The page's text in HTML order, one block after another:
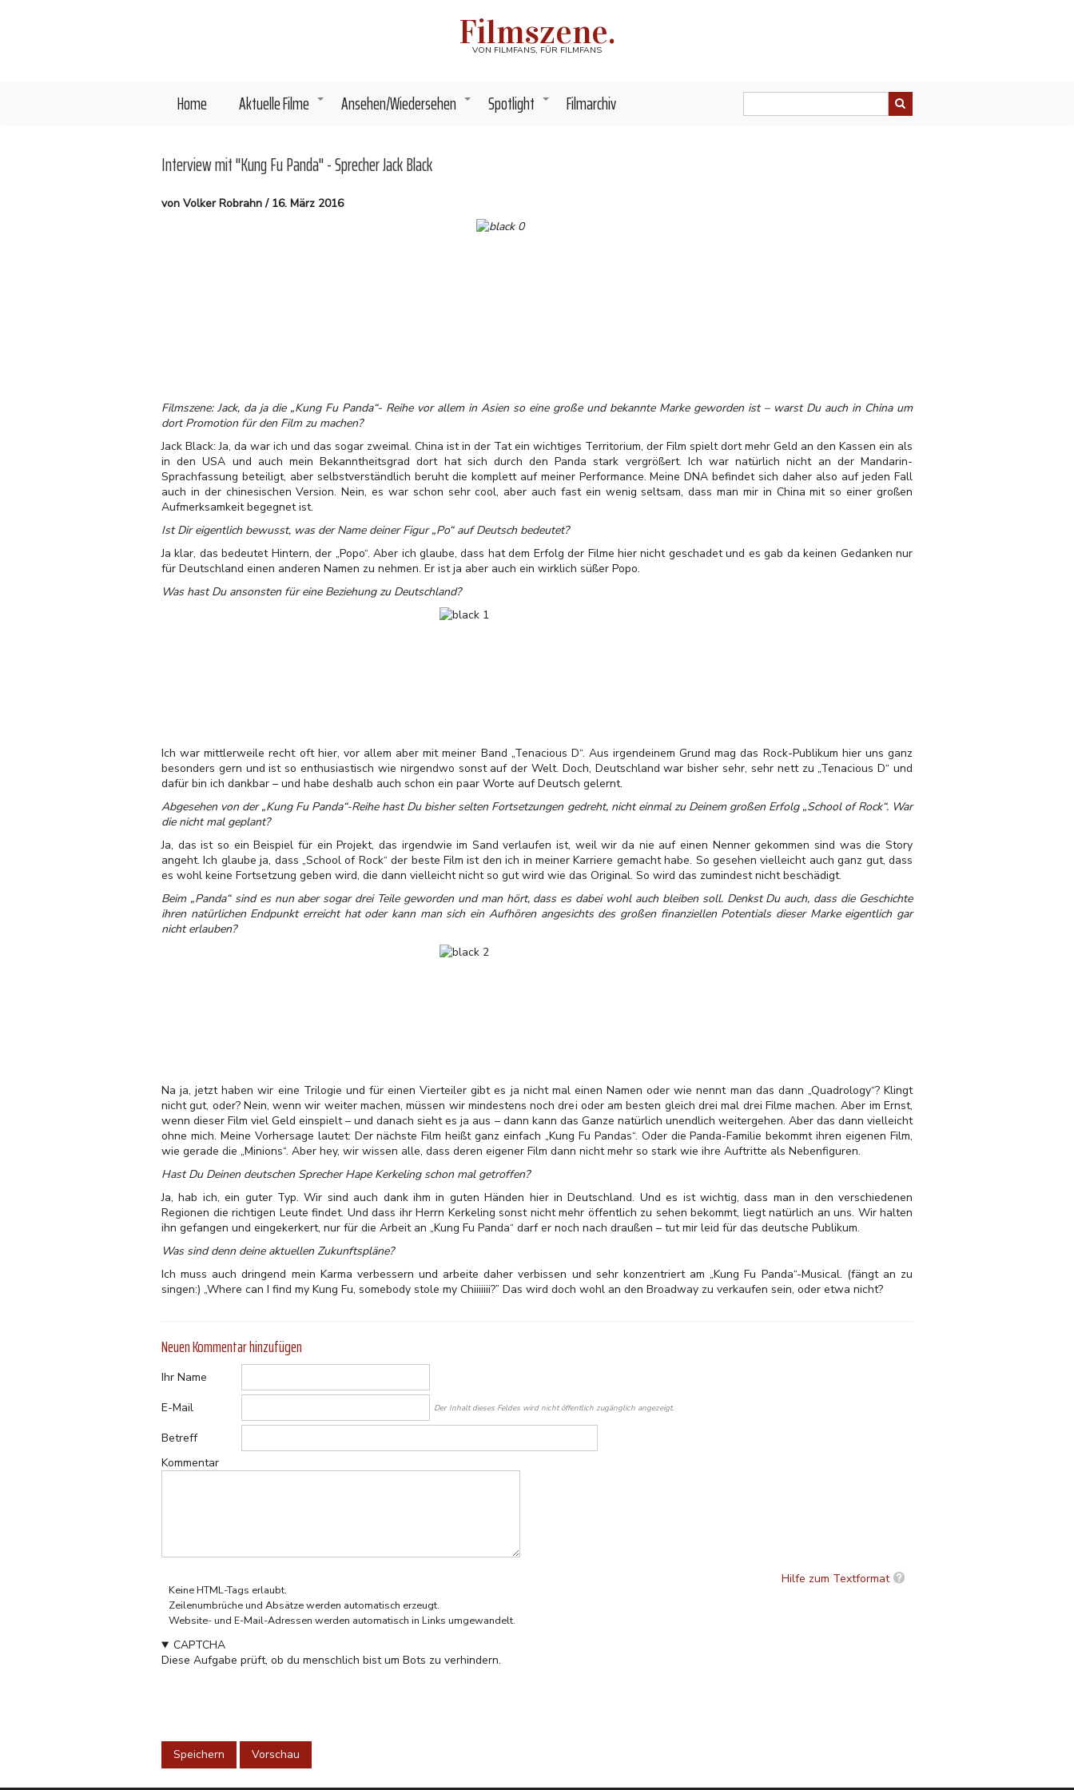
Filmszene.
VON FILMFANS, FÜR FILMFANS
Home +
Aktuelle Filme +
Ansehen/Wiedersehen +
Spotlight Filmarchiv
Interview mit "Kung Fu Panda" - Sprecher Jack Black
von Volker Robrahn / 16. März 2016
Filmszene: Jack, da ja die „Kung Fu Panda“- Reihe vor allem in Asien so eine große und bekannte Marke geworden ist – warst Du auch in China um
dort Promotion für den Film zu machen?
Jack Black: Ja, da war ich und das sogar zweimal. China ist in der Tat ein wichtiges Territorium, der Film spielt dort mehr Geld an den Kassen ein als
in den USA und auch mein Bekanntheitsgrad dort hat sich durch den Panda stark vergrößert. Ich war natürlich nicht an der Mandarin-
Sprachfassung beteiligt, aber selbstverständlich beruht die komplett auf meiner Performance. Meine DNA befindet sich daher also auf jeden Fall
auch in der chinesischen Version. Nein, es war schon sehr cool, aber auch fast ein wenig seltsam, dass man mir in China mit so einer großen
Aufmerksamkeit begegnet ist.
Ist Dir eigentlich bewusst, was der Name deiner Figur „Po“ auf Deutsch bedeutet?
Ja klar, das bedeutet Hintern, der „Popo“. Aber ich glaube, dass hat dem Erfolg der Filme hier nicht geschadet und es gab da keinen Gedanken nur
für Deutschland einen anderen Namen zu nehmen. Er ist ja aber auch ein wirklich süßer Popo.
Was hast Du ansonsten für eine Beziehung zu Deutschland?
Ich war mittlerweile recht oft hier, vor allem aber mit meiner Band „Tenacious D“. Aus irgendeinem Grund mag das Rock-Publikum hier uns ganz
besonders gern und ist so enthusiastisch wie nirgendwo sonst auf der Welt. Doch, Deutschland war bisher sehr, sehr nett zu „Tenacious D“ und
dafür bin ich dankbar – und habe deshalb auch schon ein paar Worte auf Deutsch gelernt.
Abgesehen von der „Kung Fu Panda“-Reihe hast Du bisher selten Fortsetzungen gedreht, nicht einmal zu Deinem großen Erfolg „School of Rock“. War
die nicht mal geplant?
Ja, das ist so ein Beispiel für ein Projekt, das irgendwie im Sand verlaufen ist, weil wir da nie auf einen Nenner gekommen sind was die Story
angeht. Ich glaube ja, dass „School of Rock“ der beste Film ist den ich in meiner Karriere gemacht habe. So gesehen vielleicht auch ganz gut, dass
es wohl keine Fortsetzung geben wird, die dann vielleicht nicht so gut wird wie das Original. So wird das zumindest nicht beschädigt.
Beim „Panda“ sind es nun aber sogar drei Teile geworden und man hört, dass es dabei wohl auch bleiben soll. Denkst Du auch, dass die Geschichte
ihren natürlichen Endpunkt erreicht hat oder kann man sich ein Aufhören angesichts des großen finanziellen Potentials dieser Marke eigentlich gar
nicht erlauben?
Na ja, jetzt haben wir eine Trilogie und für einen Vierteiler gibt es ja nicht mal einen Namen oder wie nennt man das dann „Quadrology“? Klingt
nicht gut, oder? Nein, wenn wir weiter machen, müssen wir mindestens noch drei oder am besten gleich drei mal drei Filme machen. Aber im Ernst,
wenn dieser Film viel Geld einspielt – und danach sieht es ja aus – dann kann das Ganze natürlich unendlich weitergehen. Aber das dann vielleicht
ohne mich. Meine Vorhersage lautet: Der nächste Film heißt ganz einfach „Kung Fu Pandas“. Oder die Panda-Familie bekommt ihren eigenen Film,
wie gerade die „Minions“. Aber hey, wir wissen alle, dass deren eigener Film dann nicht mehr so stark wie ihre Auftritte als Nebenfiguren.
Hast Du Deinen deutschen Sprecher Hape Kerkeling schon mal getroffen?
Ja, hab ich, ein guter Typ. Wir sind auch dank ihm in guten Händen hier in Deutschland. Und es ist wichtig, dass man in den verschiedenen
Regionen die richtigen Leute findet. Und dass ihr Herrn Kerkeling sonst nicht mehr öffentlich zu sehen bekommt, liegt natürlich an uns. Wir halten
ihn gefangen und eingekerkert, nur für die Arbeit an „Kung Fu Panda“ darf er noch nach draußen – tut mir leid für das deutsche Publikum.
Was sind denn deine aktuellen Zukunftspläne?
Ich muss auch dringend mein Karma verbessern und arbeite daher verbissen und sehr konzentriert am „Kung Fu Panda“-Musical. (fängt an zu
singen:) „Where can I find my Kung Fu, somebody stole my Chiiiiiii?” Das wird doch wohl an den Broadway zu verkaufen sein, oder etwa nicht?
Neuen Kommentar hinzufügen
Ihr Name
E-Mail
Der Inhalt dieses Feldes wird nicht öffentlich zugänglich angezeigt.
Betreff
Kommentar
Hilfe zum Textformat
Keine HTML-Tags erlaubt.
Zeilenumbrüche und Absätze werden automatisch erzeugt.
Website- und E-Mail-Adressen werden automatisch in Links umgewandelt.
CAPTCHA
Diese Aufgabe prüft, ob du menschlich bist um Bots zu verhindern.